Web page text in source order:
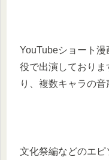
YouTubeショート漫
役で出演しており
り、複数キャラの音
文化祭編などのエ